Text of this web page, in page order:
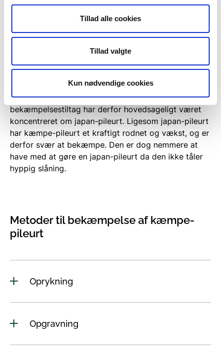
Tillad alle cookies
Tillad valgte
Kun nødvendige cookies
boghvede. På latin hersker der også en del uenighed
om navngivningen, idet der findes tre forskellige
Vejledning til bekæmpelse af kæmpe-
pileurt
Kæmpe-pileurt (Fallopia sachalinensis) udgør endnu
ikke så stort et problem som japan-pileurt, og
bekæmpelsestiltag har derfor hovedsageligt været
koncentreret om japan-pileurt. Ligesom japan-pileurt
har kæmpe-pileurt et kraftigt rodnet og vækst, og er
derfor svær at bekæmpe. Den er dog nemmere at
have med at gøre en japan-pileurt da den ikke tåler
hyppig slåning.
Metoder til bekæmpelse af kæmpe-
pileurt
Oprykning
Opgravning